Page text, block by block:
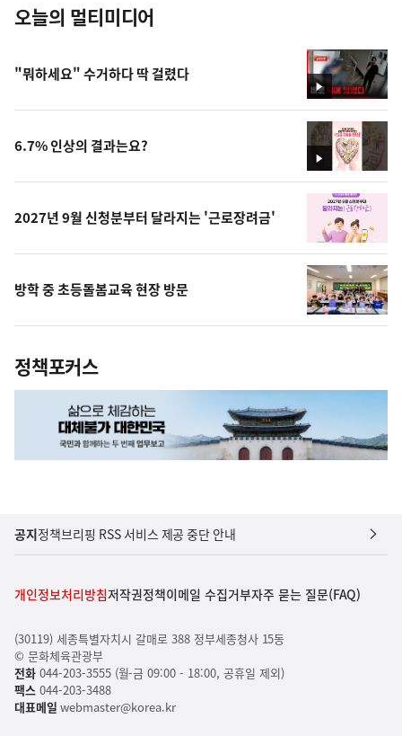
오늘의 멀티미디어
영
상
"뭐하세요" 수거하다 딱 걸렸다
영
상
6.7% 인상의 결과는요?
2027년 9월 신청분부터 달라지는 '근로장려금'
방학 중 초등돌봄교육 현장 방문
정책포커스
공지정책브리핑 RSS 서비스 제공 중단 안내
개인정보처리방침저작권정책이메일 수집거부자주 묻는 질문(FAQ)
(30119) 세종특별자치시 갈매로 388 정부세종청사 15동
© 문화체육관광부
전화044-203-3555 (월-금 09:00 - 18:00, 공휴일 제외)
팩스044-203-3488
대표메일 webmaster@korea.kr